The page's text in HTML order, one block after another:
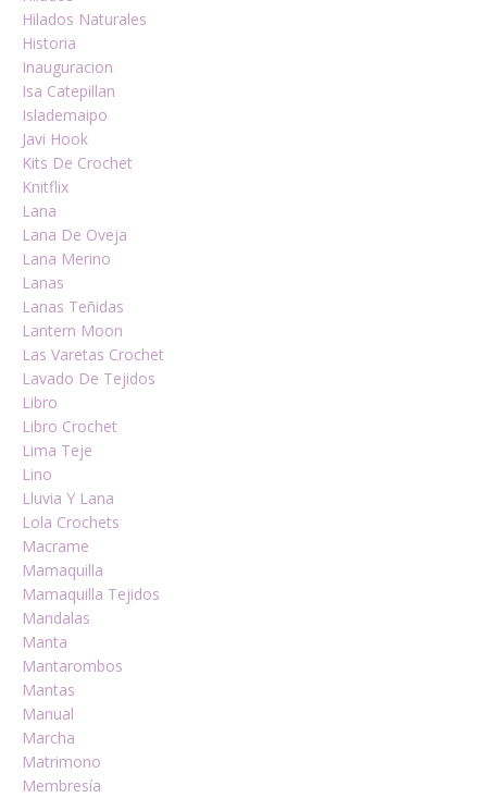
Hilados Naturales
Historia
Inauguracion
Isa Catepillan
Islademaipo
Javi Hook
Kits De Crochet
Knitflix
Lana
Lana De Oveja
Lana Merino
Lanas
Lanas Teñidas
Lantern Moon
Las Varetas Crochet
Lavado De Tejidos
Libro
Libro Crochet
Lima Teje
Lino
Lluvia Y Lana
Lola Crochets
Macrame
Mamaquilla
Mamaquilla Tejidos
Mandalas
Manta
Mantarombos
Mantas
Manual
Marcha
Matrimono
Membresía